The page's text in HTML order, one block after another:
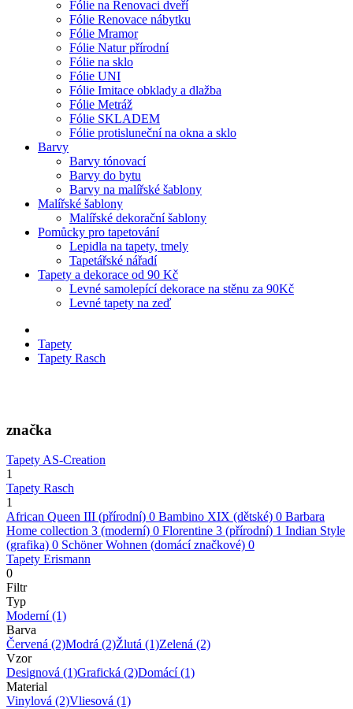
Fólie na Renovaci dveří
Fólie Renovace nábytku
Fólie Mramor
Fólie Natur přírodní
Fólie na sklo
Fólie UNI
Fólie Imitace obklady a dlažba
Fólie Metráž
Fólie SKLADEM
Fólie protisluneční na okna a sklo
Barvy
Barvy tónovací
Barvy do bytu
Barvy na malířské šablony
Malířské šablony
Malířské dekorační šablony
Pomůcky pro tapetování
Lepidla na tapety, tmely
Tapetářské nářadí
Tapety a dekorace od 90 Kč
Levné samolepící dekorace na stěnu za 90Kč
Levné tapety na zeď
Tapety
Tapety Rasch
značka
Tapety AS-Creation
1
Tapety Rasch
1
African Queen III (přírodní) 0 Bambino XIX (dětské) 0 Barbara
Home collection 3 (moderní) 0 Florentine 3 (přírodní) 1 Indian Style
(grafika) 0 Schöner Wohnen (domácí značkové) 0
Tapety Erismann
0
Filtr
Typ
Moderní(1)
Barva
Červená (2)Modrá (2)Žlutá (1)Zelená (2)
Vzor
Designová (1)Grafická (2)Domácí(1)
Material
Vinylová (2)Vliesová (1)